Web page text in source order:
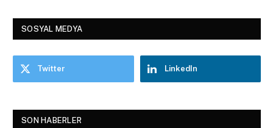
SOSYAL MEDYA
Twitter LinkedIn
SON HABERLER